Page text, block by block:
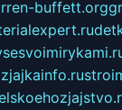
buffett.org